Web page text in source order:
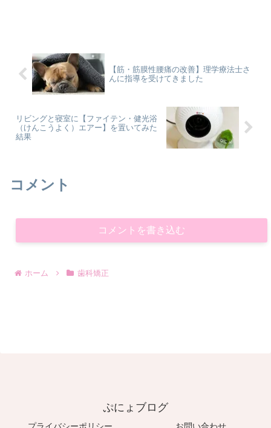
【筋・筋膜性腰痛の改善】理学療法士さ
んに指導を受けてきました
リビングと寝室に【ファイテン・健光浴
（けんこうよく）エアー】を置いてみた
結果
コメント
コメントを書き込む
ホーム 歯科矯正
ぷにょブログ